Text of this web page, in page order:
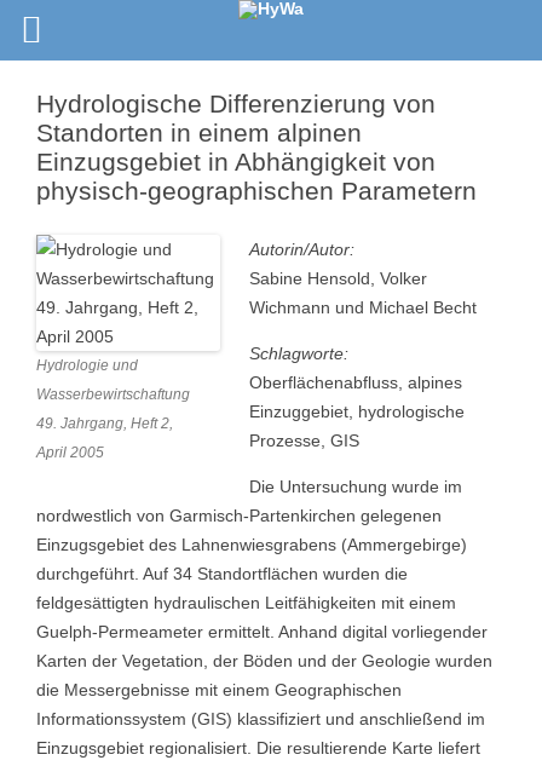
Hydrologische Differenzierung von
Standorten in einem alpinen
Einzugsgebiet in Abhängigkeit von
physisch-geographischen Parametern
Hydrologie und
Wasserbewirtschaftung
49. Jahrgang, Heft 2,
April 2005
Autorin/Autor:
Sabine Hensold, Volker
Wichmann und Michael Becht
Schlagworte:
Oberflächenabfluss, alpines
Einzuggebiet, hydrologische
Prozesse, GIS
Die Untersuchung wurde im
nordwestlich von Garmisch-Partenkirchen gelegenen
Einzugsgebiet des Lahnenwiesgrabens (Ammergebirge)
durchgeführt. Auf 34 Standortflächen wurden die
feldgesättigten hydraulischen Leitfähigkeiten mit einem
Guelph-Permeameter ermittelt. Anhand digital vorliegender
Karten der Vegetation, der Böden und der Geologie wurden
die Messergebnisse mit einem Geographischen
Informationssystem (GIS) klassifiziert und anschließend im
Einzugsgebiet regionalisiert. Die resultierende Karte liefert